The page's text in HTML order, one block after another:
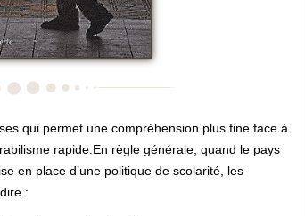
qui permet une compréhension plus fine face à
rapide.En règle générale, quand le pays
en place d’une politique de scolarité, les
: